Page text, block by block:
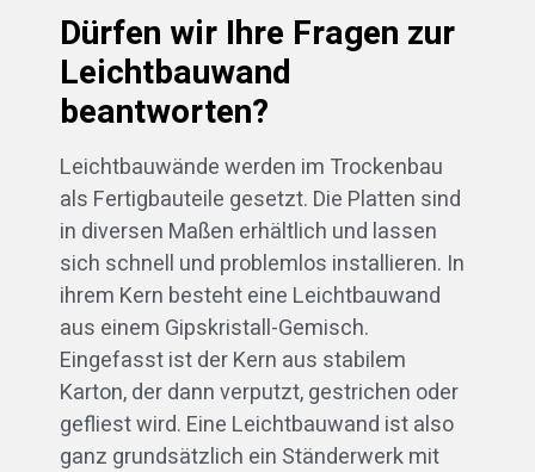
Dürfen wir Ihre Fragen zur
Leichtbauwand
beantworten?
Leichtbauwände werden im Trockenbau
als Fertigbauteile gesetzt. Die Platten sind
in diversen Maßen erhältlich und lassen
sich schnell und problemlos installieren. In
ihrem Kern besteht eine Leichtbauwand
aus einem Gipskristall-Gemisch.
Eingefasst ist der Kern aus stabilem
Karton, der dann verputzt, gestrichen oder
gefliest wird. Eine Leichtbauwand ist also
ganz grundsätzlich ein Ständerwerk mit